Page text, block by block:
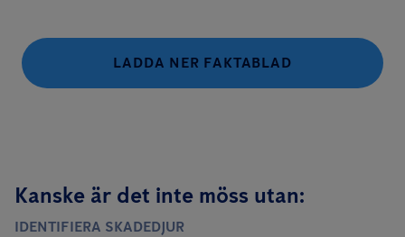
LADDA NER FAKTABLAD
Kanske är det inte möss utan:
IDENTIFIERA SKADEDJUR